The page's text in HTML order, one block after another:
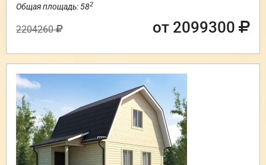
Общая площадь: 582
2204260 от 2099300